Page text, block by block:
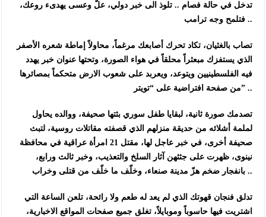
تدخل في حالة فصام .. تلوذ الى خبر دولي، علّ وعسى يهدىء روعك،
فتلمح وجه ترامب ..
تصاب بالغثيان، تكاد تحرك أصابعك مرغماً، محاولاً إماطة شعره الأصفر
الذي يستفزك مبعثراً محلقاً في هواء الصورة، وتحتها عنوان خبر يهدد
فيه الفلسطينيين ويتوعد، ويعربد على شعوب الارض متحكماً بمصائرها
من صفحة افتراضية على “تويتر” ..
تصدمك صورة ثانية، لبقايا طفل سوري بثتها صحيفة، ووالده يحاول
لملمة أشلائه من حديقة منزلهم الذي قصفته مقاتلات روسية، لتبث
صحيفة أخرى، في خبر عاجل لها، مقتل 21 امرأة عراقية في محافظة
نينوى، ظهرت على جثثهن آثار السلخ والتعذيب، وخبر ثالث ورابع،
بانفجار ضخم هزّ مدينة صنعاء، وخلّف ما خلّف من قتلى وخراب ..
تدلق فنجان قهوتك الذي لم يعد له طعم ولا رائحة، تلعن الساعة التي
اشتريت فيها حاسوباً وموبايلاً، تغلق جميع صفحات المواقع الاخبارية،